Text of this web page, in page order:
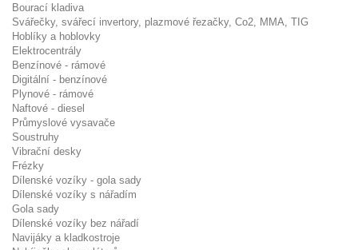
Bourací kladiva
Svářečky, svářecí invertory, plazmové řezačky, Co2, MMA, TIG
Hoblíky a hoblovky
Elektrocentrály
Benzínové - rámové
Digitální - benzínové
Plynové - rámové
Naftové - diesel
Průmyslové vysavače
Soustruhy
Vibrační desky
Frézky
Dílenské vozíky - gola sady
Dílenské vozíky s nářadím
Gola sady
Dílenské vozíky bez nářadí
Navijáky a kladkostroje